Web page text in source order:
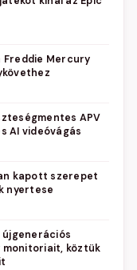
Mercury
APV
AI videóvágás
kapott szerepet
nyertese
újgenerációs
monitoriait, köztük